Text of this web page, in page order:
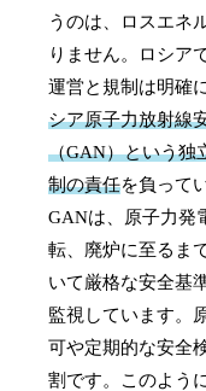
うのは、ロスエネ
りません。ロシア
運営と規制は明確
シア原子力放射線
（GAN）という独
制の責任を負って
GANは、原子力発
転、廃炉に至るま
いて厳格な安全基
監視しています。
可や定期的な安全
割です。このよう